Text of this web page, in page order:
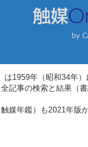
は1959年（昭和34年
記事の検索と結果（
媒年鑑）も2021年